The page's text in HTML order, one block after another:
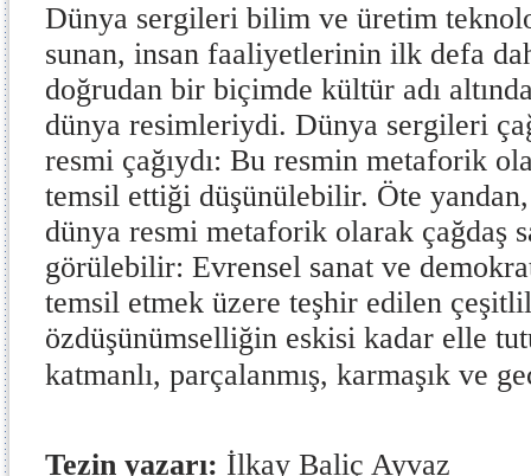
Dünya sergileri bilim ve üretim
sunan, insan faaliyetlerinin ilk defa
doğrudan bir biçimde kültür adı
dünya resimleriydi. Dünya sergileri
resmi çağıydı: Bu resmin metaforik
temsil ettiği düşünülebilir. Öte
dünya resmi metaforik olarak çağdaş
görülebilir: Evrensel sanat ve
temsil etmek üzere teşhir edilen
özdüşünümselliğin eskisi kadar elle
katmanlı, parçalanmış, karmaşık ve
Tezin yazarı: İlkay Baliç Ayvaz